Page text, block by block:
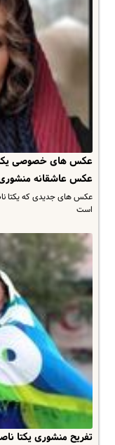
عکس های خصوصی
عکس عاشقانه
عکس های جدیدی که یکتا
است
تفریح منشوری یکتا